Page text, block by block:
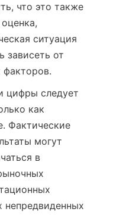
что это также
ситуация
зависеть от
цифры следует
как
Фактические
могут
в
непредвиденных